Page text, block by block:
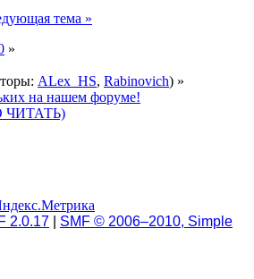
тема »
»
ALex_HS, Rabinovich) »
на нашем форуме!
ЧИТАТЬ)
2.0.17
SMF © 2006–2010, Simple